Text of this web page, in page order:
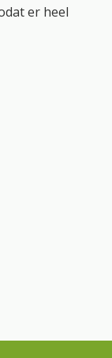
er heel